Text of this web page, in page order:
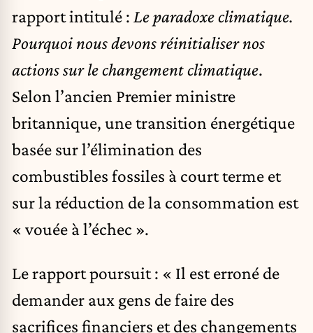
rapport intitulé : Le paradoxe climatique.
Pourquoi nous devons réinitialiser nos
actions sur le changement climatique.
Selon l’ancien Premier ministre
britannique, une transition énergétique
basée sur l’élimination des
combustibles fossiles à court terme et
sur la réduction de la consommation est
« vouée à l’échec ».
Le rapport poursuit : « Il est erroné de
demander aux gens de faire des
sacrifices financiers et des changements